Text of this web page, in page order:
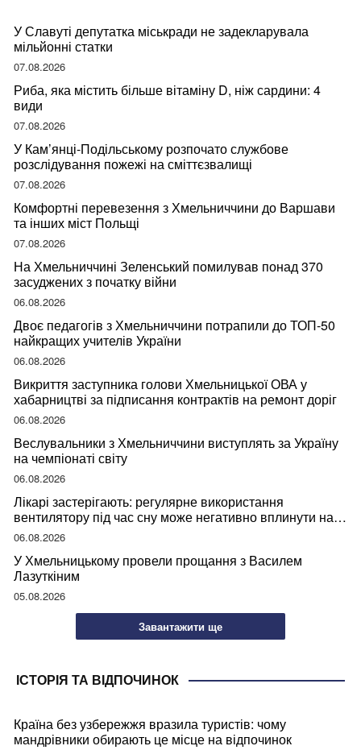
У Славуті депутатка міськради не задекларувала
мільйонні статки
07.08.2026
Риба, яка містить більше вітаміну D, ніж сардини: 4
види
07.08.2026
У Кам’янці-Подільському розпочато службове
розслідування пожежі на сміттєзвалищі
07.08.2026
Комфортні перевезення з Хмельниччини до Варшави
та інших міст Польщі
07.08.2026
На Хмельниччині Зеленський помилував понад 370
засуджених з початку війни
06.08.2026
Двоє педагогів з Хмельниччини потрапили до ТОП-50
найкращих учителів України
06.08.2026
Викриття заступника голови Хмельницької ОВА у
хабарництві за підписання контрактів на ремонт доріг
06.08.2026
Веслувальники з Хмельниччини виступлять за Україну
на чемпіонаті світу
06.08.2026
Лікарі застерігають: регулярне використання
вентилятору під час сну може негативно вплинути на
ваше здоров’я
06.08.2026
У Хмельницькому провели прощання з Василем
Лазуткіним
05.08.2026
Завантажити ще
ІСТОРІЯ ТА ВІДПОЧИНОК
Країна без узбережжя вразила туристів: чому
мандрівники обирають це місце на відпочинок